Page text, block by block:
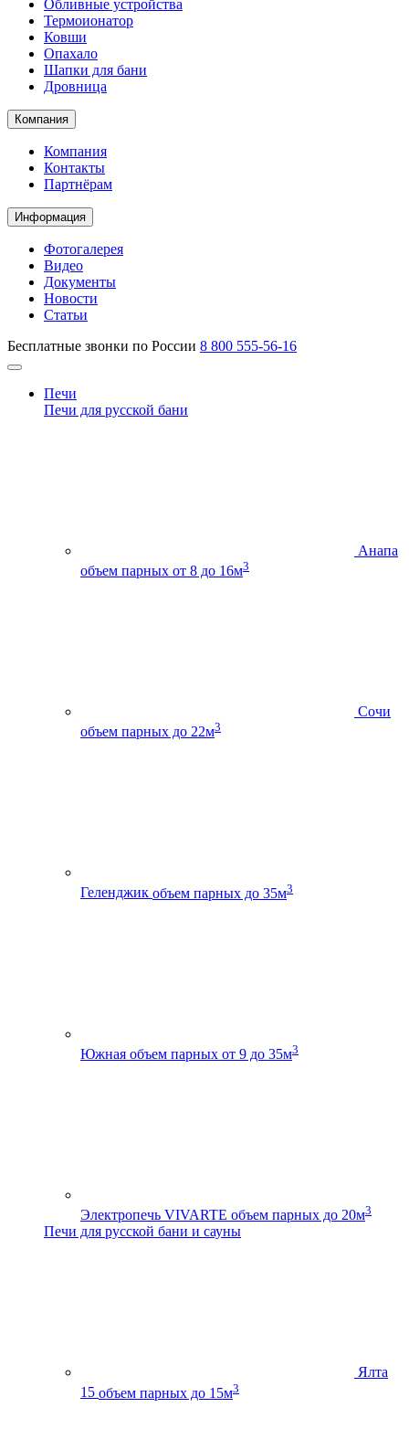
Обливные устройства
Термоионатор
Ковши
Опахало
Шапки для бани
Дровница
Компания
Компания
Контакты
Партнёрам
Информация
Фотогалерея
Видео
Документы
Новости
Статьи
Бесплатные звонки по России 8 800 555-56-16
Печи
Печи для русской бани
Анапа
объем парных от 8 до 16м3
Сочи
объем парных до 22м3
Геленджик объем парных до 35м3
Южная объем парных от 9 до 35м3
Электропечь VIVARTE объем парных до 20м3
Печи для русской бани и сауны
Ялта
15 объем парных до 15м3